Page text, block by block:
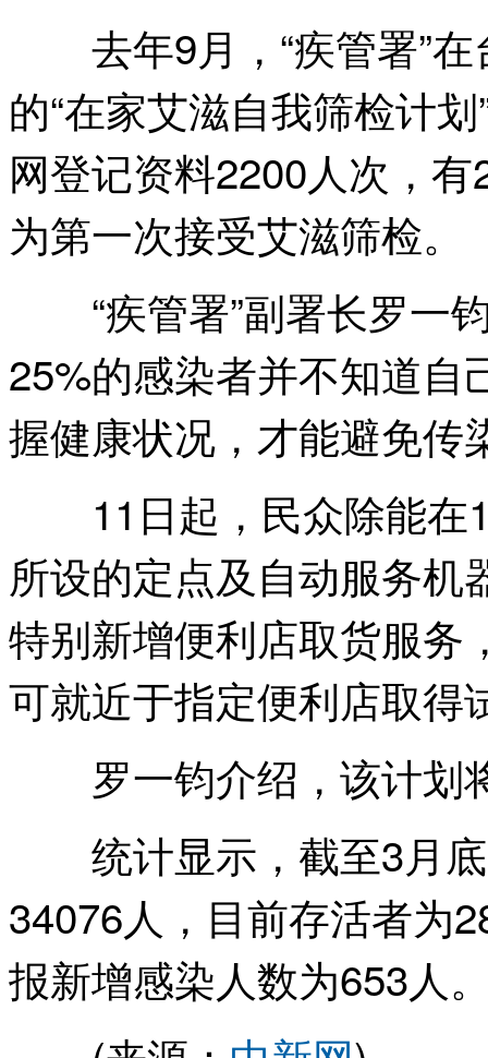
去年9月，“疾管署”在
的“在家艾滋自我筛检计
网登记资料2200人次，
为第一次接受艾滋筛检。
“疾管署”副署长罗一
25%的感染者并不知道自
握健康状况，才能避免传
11日起，民众除能在
所设的定点及自动服务
特别新增便利店取货服务
可就近于指定便利店取得
罗一钧介绍，该计划
统计显示，截至3月底
34076人，目前存活者为
报新增感染人数为653人